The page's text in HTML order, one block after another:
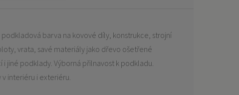
podkladová barva na kovové díly, konstrukce, strojní
vrata, savé materiály jako dřevo ošetřené
jiné podklady. Výborná přilnavost k podkladu.
interiéru i exteriéru.